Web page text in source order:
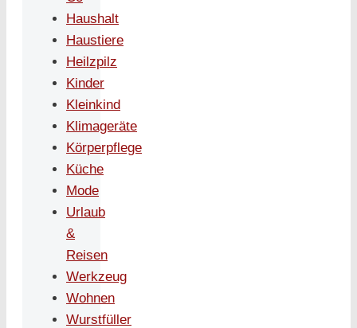
Haushalt
Haustiere
Heilzpilz
Kinder
Kleinkind
Klimageräte
Körperpflege
Küche
Mode
Urlaub
&
Reisen
Werkzeug
Wohnen
Wurstfüller